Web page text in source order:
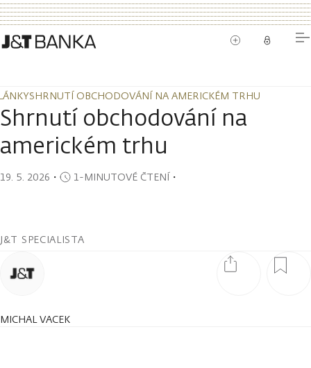
SHRNUTÍ OBCHODOVÁNÍ NA AMERICKÉM TRHU
SHRNUTÍ OBCHODOVÁNÍ NA AMERICKÉM TRHU
Shrnutí obchodování na
americkém trhu
19. 5. 2026 ・ 1-MINUTOVÉ ČTENÍ・
J&T SPECIALISTA
MICHAL VACEK